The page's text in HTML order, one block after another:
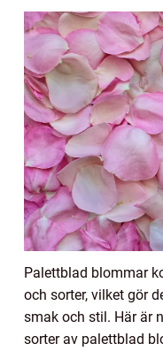
Palettblad blommar
och sorter, vilket gör
smak och stil. Här är
sorter av palettblad